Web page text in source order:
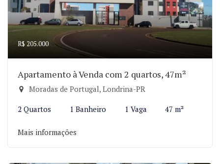
R$ 205.000
Apartamento à Venda com 2 quartos, 47m²
Moradas de Portugal, Londrina-PR
2 Quartos 1 Banheiro 1 Vaga 47 m²
Mais informações